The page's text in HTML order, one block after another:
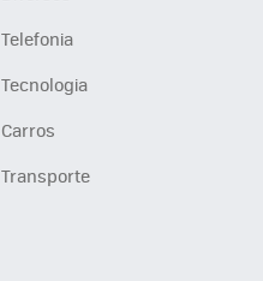
Telefonia
Tecnologia
Carros
Transporte